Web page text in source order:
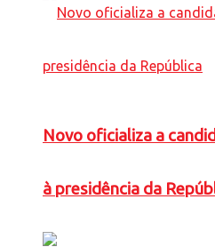
Novo oficializa a
à presidência da